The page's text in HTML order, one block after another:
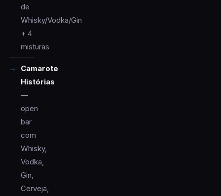
de
Whisky/Vodka/Gin
+ 4
misturas
Camarote
Histórias
—
open
bar
com
Whisky,
Vodka,
Gin,
Cerveja,